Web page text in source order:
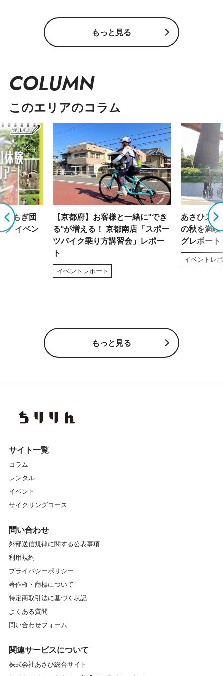
もっと見る
COLUMN
このエリアのコラム
よもぎ団
グ イベン
【京都府】お客様と一緒に"でき
る"が増える！ 京都南店「スポー
ツバイク乗り方講習会」レポー
ト
イベントレポート
あさひス
の秋を満喫
グレポート
イベントレ
もっと見る
サイト一覧
コラム
レンタル
イベント
サイクリングコース
問い合わせ
外部送信規律に関する公表事項
利用規約
プライバシーポリシー
著作権・商標について
特定商取引法に基づく表記
よくある質問
問い合わせフォーム
関連サービスについて
株式会社あさひ総合サイト